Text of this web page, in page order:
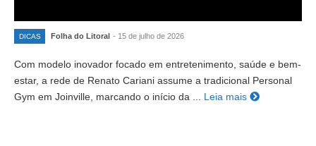
DICAS Folha do Litoral - 15 de julho de 2026
Com modelo inovador focado em entretenimento, saúde e bem-
estar, a rede de Renato Cariani assume a tradicional Personal
Gym em Joinville, marcando o início da ... Leia mais